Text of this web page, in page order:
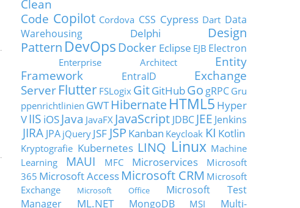
Clean
Code Copilot Cordova CSS Cypress Dart Data
Warehousing
Delphi
Design
Pattern DevOps Docker Eclipse EJB Electron
Enterprise Architect
Entity
Framework
EntraID
Exchange
Server Flutter FSLogix GitGitHubGo gRPC Gru
ppenrichtlinien GWT HibernateHTML5 Hyper
VIIS iOSJava JavaFX JavaScript JDBC JEE Jenkins
JIRA JPA jQuery JSF JSP Kanban Keycloak KI Kotlin
Kryptografie Kubernetes LINQ Linux Machine
Learning
MAUI MFC Microservices
Microsoft
365 Microsoft Access Microsoft CRM Microsoft
Exchange
Microsoft Office
Microsoft Test
Manager
ML.NET MongoDB MSI
Multi-